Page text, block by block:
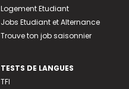
Logement Etudiant
Jobs Etudiant et Alternance
Trouve ton job saisonnier
TESTS DE LANGUES
TFI